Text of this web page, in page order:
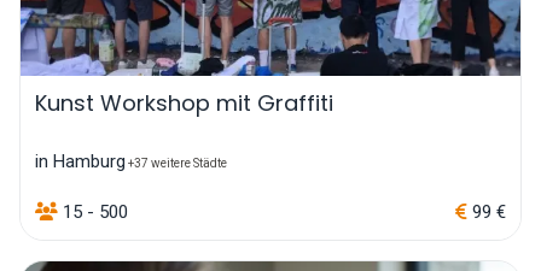
Kunst Workshop mit Graffiti
in Hamburg +37 weitere Städte
15 - 500 99 €